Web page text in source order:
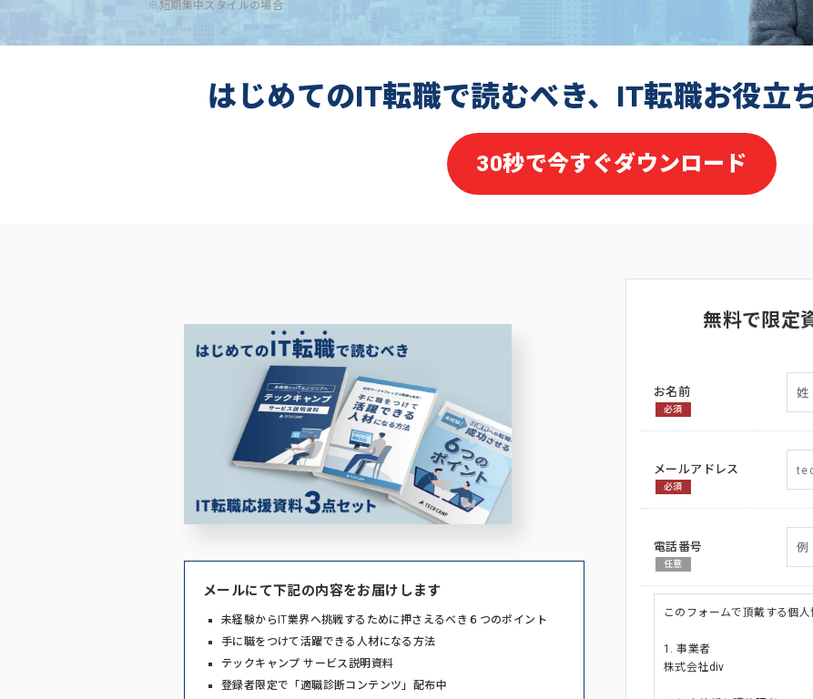
※短期集中スタイルの場合
はじめてのIT転職で読むべき、IT転職お役立
30秒で今すぐダウンロード
メールにて下記の内容をお届けします
未経験からIT業界へ挑戦するために押さえるべき６つのポイント
手に職をつけて活躍できる人材になる方法
テックキャンプ サービス説明資料
登録者限定で「適職診断コンテンツ」配布中
無料で限定
お名前
必須
メールアドレス
必須
電話番号
任意
このフォームで頂戴する個
1. 事業者
株式会社div